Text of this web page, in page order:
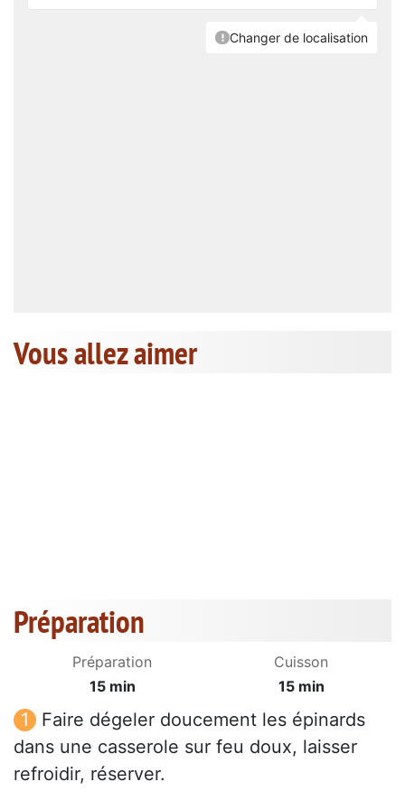
Vous allez aimer
Préparation
Préparation
15 min
Cuisson
15 min
Faire dégeler doucement les épinards
dans une casserole sur feu doux, laisser
refroidir, réserver.